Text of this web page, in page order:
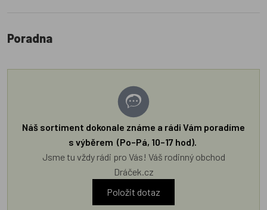
Poradna
Náš sortiment dokonale známe a rádi Vám poradíme
s výběrem (Po–Pá, 10–17 hod).
Jsme tu vždy rádi pro Vás! Váš rodinný obchod
Dráček.cz
Položit dotaz